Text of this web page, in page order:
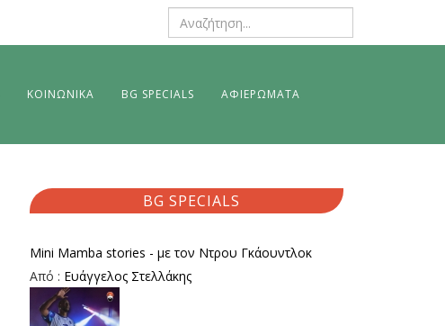
ΚΟΙΝΩΝΙΚΑ BG SPECIALS ΑΦΙΕΡΩΜΑΤΑ
BG SPECIALS
Mini Mamba stories - με τον Ντρου Γκάουντλοκ
Από : Ευάγγελος Στελλάκης